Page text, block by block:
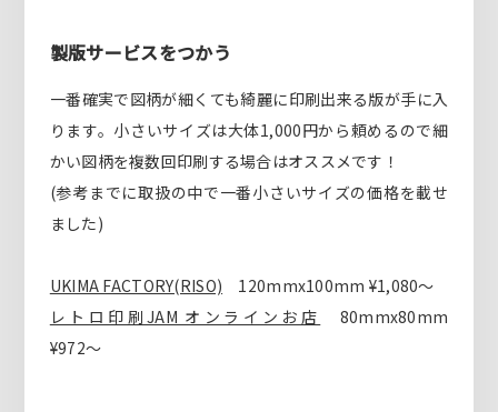
製版サービスをつかう
一番確実で図柄が細くても綺麗に印刷出来る版が手に入
ります。小さいサイズは大体1,000円から頼めるので細
かい図柄を複数回印刷する場合はオススメです！
(参考までに取扱の中で一番小さいサイズの価格を載せ
ました)
UKIMA FACTORY(RISO) 120mmx100mm ¥1,080〜
レトロ印刷JAM オンラインお店
80mmx80mm
¥972〜